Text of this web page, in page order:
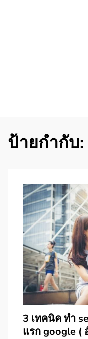
ป้ายกำกับ:
3 เทคนิค ทำ
แรก google (